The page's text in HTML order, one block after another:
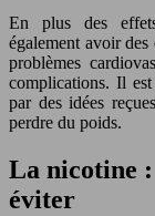
En plus des
également avoir des
problèmes
complications. Il
par des idées
perdre du poids.
La nicotine
éviter